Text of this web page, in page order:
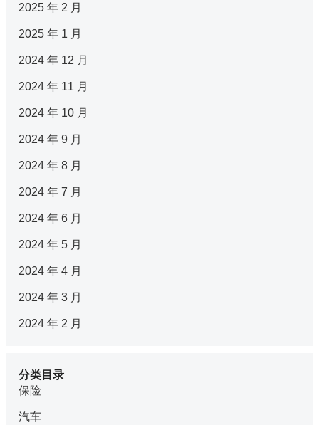
2025 年 2 月
2025 年 1 月
2024 年 12 月
2024 年 11 月
2024 年 10 月
2024 年 9 月
2024 年 8 月
2024 年 7 月
2024 年 6 月
2024 年 5 月
2024 年 4 月
2024 年 3 月
2024 年 2 月
分类目录
保险
汽车